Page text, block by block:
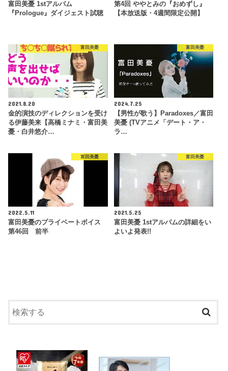
富田美憂 1stアルバム
『Prologue』ダイジェスト試聴
第4回 ややとみの『おめずし』
【本放送版・4週間限定公開】
富田美憂
2021.8.20
金的演技のディレクションを受け
る伊藤美来【高橋ミナミ・富田美
憂・白井悠介…
富田美憂
2024.7.25
【男性が歌う】Paradoxes／富田
美憂 (TVアニメ「デート・ア・
ラ…
富田美憂
2022.5.11
富田美憂のプライベートボイス
第46回 前半
富田美憂
2021.5.25
富田美憂 1stアルバムの詳細をい
よいよ発表!!